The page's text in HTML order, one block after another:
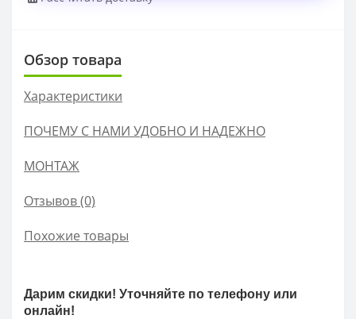
Обзор товара
Характеристики
ПОЧЕМУ С НАМИ УДОБНО И НАДЕЖНО
МОНТАЖ
Отзывов (0)
Похожие товары
Дарим скидки! Уточняйте по телефону или
онлайн!